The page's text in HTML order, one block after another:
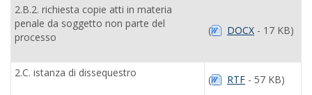
2.B.2. richiesta copie atti in materia
penale da soggetto non parte del
processo
( DOCX - 17 KB)
2.C. istanza di dissequestro
( RTF - 57 KB)